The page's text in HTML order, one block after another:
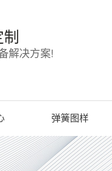
解决方案!
弹簧图样